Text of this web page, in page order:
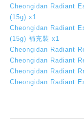
Cheongidan Radiant
(15g) x1
Cheongidan Radiant
(15g) 補充裝 x1
Cheongidan Radiant
Cheongidan Radiant
Cheongidan Radiant
Cheongidan Radiant